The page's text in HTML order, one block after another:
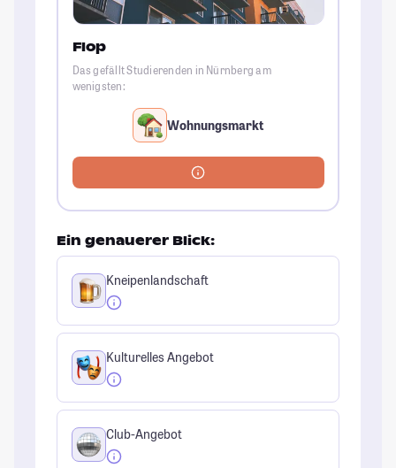
Flop
Das gefällt Studierenden in Nürnberg am
wenigsten:
Wohnungsmarkt
Ein genauerer Blick:
Kneipenlandschaft
Kulturelles Angebot
Club-Angebot